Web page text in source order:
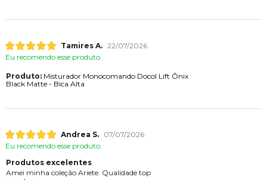
Tamires A. 22/07/2026
Eu recomendo esse produto.
Produto:Misturador Monocomando Docol Lift Ônix
Black Matte - Bica Alta
Andrea S.
07/07/2026
Eu recomendo esse produto.
Produtos excelentes
Amei minha coleção Ariete. Qualidade top